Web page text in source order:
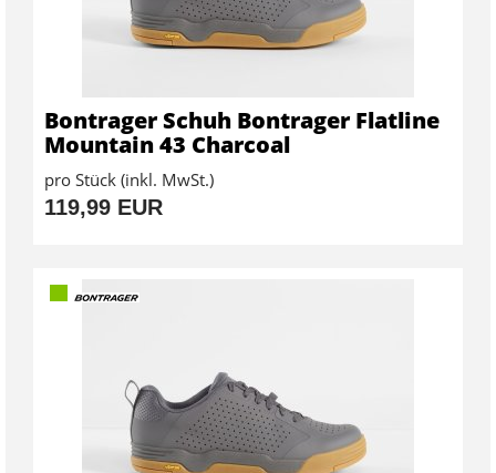
Bontrager Schuh Bontrager Flatline
Mountain 43 Charcoal
pro Stück (inkl. MwSt.)
119,99 EUR